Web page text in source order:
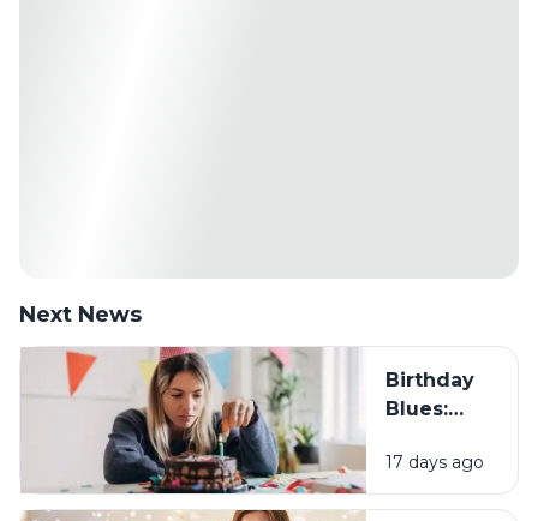
Next News
Birthday
Blues:
Sebagian
Orang
17 days ago